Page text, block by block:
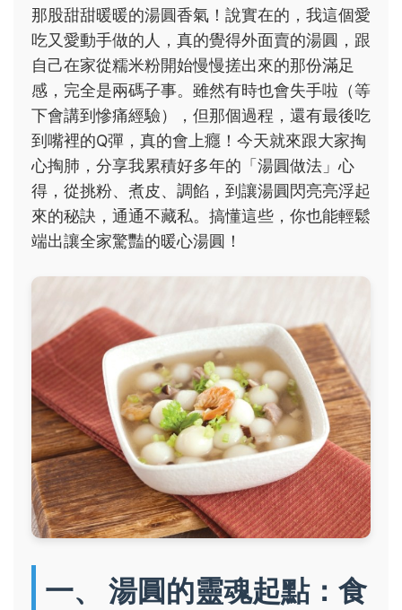
那股甜甜暖暖的湯圓香氣！說實在的，我這個愛
吃又愛動手做的人，真的覺得外面賣的湯圓，跟
自己在家從糯米粉開始慢慢搓出來的那份滿足
感，完全是兩碼子事。雖然有時也會失手啦（等
下會講到慘痛經驗），但那個過程，還有最後吃
到嘴裡的Q彈，真的會上癮！今天就來跟大家掏
心掏肺，分享我累積好多年的「湯圓做法」心
得，從挑粉、煮皮、調餡，到讓湯圓閃亮亮浮起
來的秘訣，通通不藏私。搞懂這些，你也能輕鬆
端出讓全家驚豔的暖心湯圓！
一、 湯圓的靈魂起點：食